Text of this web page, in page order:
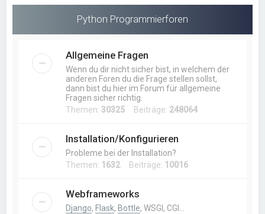
Python Programmierforen
Allgemeine Fragen
Wenn du dir nicht sicher bist, in welchem der
anderen Foren du die Frage stellen sollst,
dann bist du hier im Forum für allgemeine
Fragen sicher richtig.
Themen: 30325 Beiträge: 248064
Installation/Konfigurieren
Probleme bei der Installation?
Themen: 1632Beiträge: 10016
Webframeworks
Django, Flask, Bottle, WSGI, CGI…